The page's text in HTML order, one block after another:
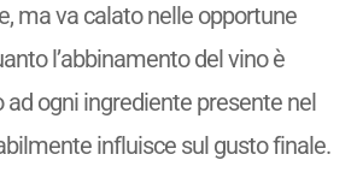
ma va calato nelle opportune
l’abbinamento del vino è
ogni ingrediente presente nel
influisce sul gusto finale.